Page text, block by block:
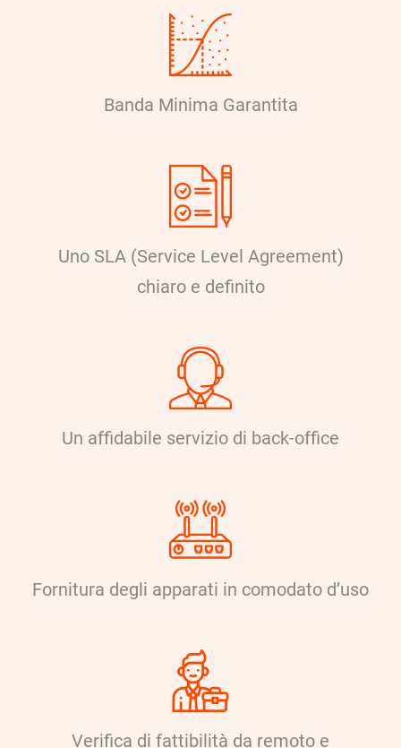
Banda Minima Garantita
Uno SLA (Service Level Agreement)
chiaro e definito
Un affidabile servizio di back-office
Fornitura degli apparati in comodato d’uso
Verifica di fattibilità da remoto e